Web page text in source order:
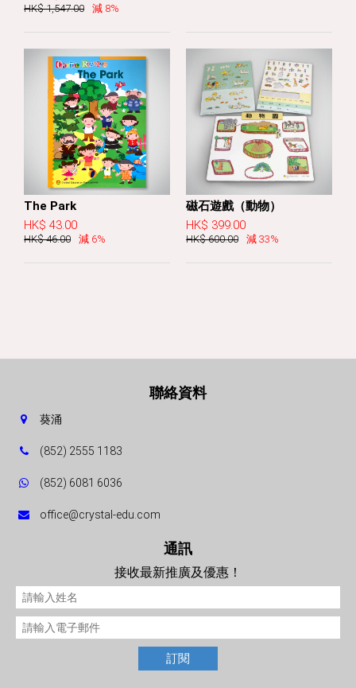
HK$ 1,547.00 減 8%
The Park
HK$ 43.00
HK$ 46.00 減 6%
磁石遊戲（動物）
HK$ 399.00
HK$ 600.00 減 33%
聯絡資料
葵涌
(852) 2555 1183
(852) 6081 6036
office@crystal-edu.com
通訊
接收最新推廣及優惠！
訂閱